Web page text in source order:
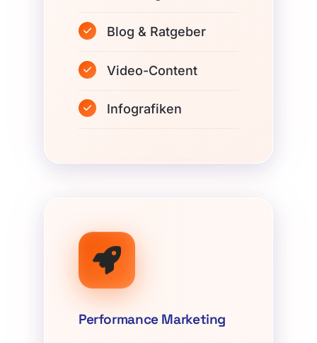
Blog & Ratgeber
Video-Content
Infografiken
Performance Marketing